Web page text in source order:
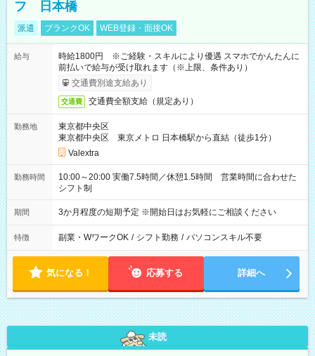
フ 日本橋
派遣 ブランクOK WEB登録・面接OK
給与
時給1800円 ※ご経験・スキルにより優遇 スマホでかんたんに
前払いで給与が受け取れます（※上限、条件あり）
交通費別途支給あり
交通費 交通費全額支給（規定あり）
勤務地
東京都中央区
東京都中央区 東京メトロ 日本橋駅から直結（徒歩1分）
Valextra
勤務時間
10:00～20:00 実働7.5時間／休憩1.5時間 営業時間に合わせた
シフト制
期間 3か月程度の短期予定 ※開始日はお気軽にご相談ください
特徴 副業・WワークOK / シフト勤務 / パソコンスキル不要
気になる！ 応募する 詳細へ
未読